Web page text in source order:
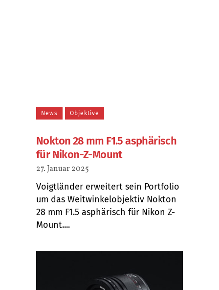
News Objektive
Nokton 28 mm F1.5 asphärisch
für Nikon-Z-Mount
27. Januar 2025
Voigtländer erweitert sein Portfolio
um das Weitwinkelobjektiv Nokton
28 mm F1.5 asphärisch für Nikon Z-
Mount....